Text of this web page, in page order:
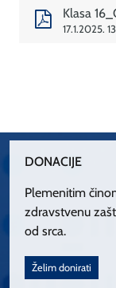
Klasa
17.1.2025.
DONACIJE
Plemenitim
zdravstvenu
od srca.
Želim donirati